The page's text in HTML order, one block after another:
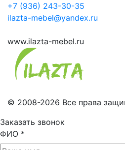
+7 (936) 243-30-35
ilazta-mebel@yandex.ru
www.ilazta-mebel.ru
© 2008-2026 Все права
Заказать звонок
ФИО *